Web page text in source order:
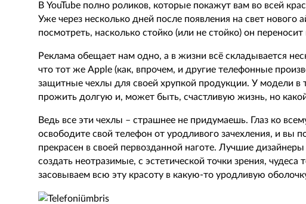
В YouTube полно роликов, которые покажут вам во всей
Уже через несколько дней после появления на свет
посмотреть, насколько стойко (или не стойко) он
Реклама обещает нам одно, а в жизни всё складывается
что тот же Apple (как, впрочем, и другие телефонные
защитные чехлы для своей хрупкой продукции. У модели в
прожить долгую и, может быть, счастливую жизнь, но
Ведь все эти чехлы – страшнее не придумаешь. Глаз ко
освободите свой телефон от уродливого зачехления, и вы
прекрасен в своей первозданной наготе. Лучшие
создать неотразимые, с эстетической точки зрения,
засовываем всю эту красоту в какую-то уродливую